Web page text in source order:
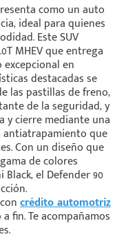
como un auto
ideal para quienes
Este SUV
MHEV que entrega
en
destacadas se
las pastillas de freno,
de la seguridad, y
y cierre mediante una
antiatrapamiento que
Con un diseño que
de colores
el Defender 90
crédito automotriz
fin. Te acompañamos